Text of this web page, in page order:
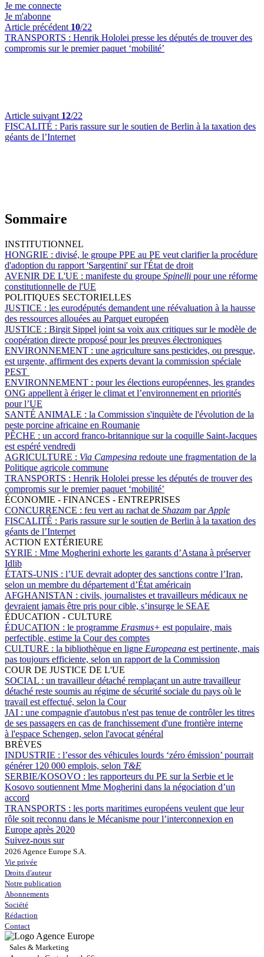
Je me connecte
Je m'abonne
Article précédent 10/22
TRANSPORTS : Henrik Hololei presse les députés de trouver des
compromis sur le premier paquet ‘mobilité’
Article suivant 12/22
FISCALITÉ : Paris rassure sur le soutien de Berlin à la taxation des
géants de l’Internet
Sommaire
INSTITUTIONNEL
HONGRIE : divisé, le groupe PPE au PE veut clarifier la procédure
d'adoption du rapport 'Sargentini' sur l'État de droit
AVENIR DE L'UE : manifeste du groupe Spinelli pour une réforme
constitutionnelle de l'UE
POLITIQUES SECTORIELLES
JUSTICE : les eurodéputés demandent une réévaluation à la hausse
des ressources allouées au Parquet européen
JUSTICE : Birgit Sippel joint sa voix aux critiques sur le modèle de
coopération directe proposé pour les preuves électroniques
ENVIRONNEMENT : une agriculture sans pesticides, ou presque,
est urgente, affirment des experts devant la commission spéciale
PEST
ENVIRONNEMENT : pour les élections européennes, les grandes
ONG appellent à ériger le climat et l’environnement en priorités
pour l’UE
SANTÉ ANIMALE : la Commission s'inquiète de l'évolution de la
peste porcine africaine en Roumanie
PÊCHE : un accord franco-britannique sur la coquille Saint-Jacques
est espéré vendredi
AGRICULTURE : Via Campesina redoute une fragmentation de la
Politique agricole commune
TRANSPORTS : Henrik Hololei presse les députés de trouver des
compromis sur le premier paquet ‘mobilité’
ÉCONOMIE - FINANCES - ENTREPRISES
CONCURRENCE : feu vert au rachat de Shazam parApple
FISCALITÉ : Paris rassure sur le soutien de Berlin à la taxation des
géants de l’Internet
ACTION EXTÉRIEURE
SYRIE : Mme Mogherini exhorte les garants d’Astana à préserver
Idlib
ÉTATS-UNIS : l’UE devrait adopter des sanctions contre l’Iran,
selon un membre du département d’État américain
AFGHANISTAN : civils, journalistes et travailleurs médicaux ne
devraient jamais être pris pour cible, s’insurge le SEAE
ÉDUCATION - CULTURE
ÉDUCATION : le programme Erasmus+ est populaire, mais
perfectible, estime la Cour des comptes
CULTURE : la bibliothèque en ligne Europeana est pertinente, mais
pas toujours efficiente, selon un rapport de la Commission
COUR DE JUSTICE DE L'UE
SOCIAL : un travailleur détaché remplaçant un autre travailleur
détaché reste soumis au régime de sécurité sociale du pays où le
travail est effectué, selon la Cour
JAI : une compagnie d'autobus n'est pas tenue de contrôler les titres
de ses passagers en cas de franchissement d'une frontière interne
à l'espace Schengen, selon l'avocat général
BRÈVES
INDUSTRIE : l’essor des véhicules lourds ‘zéro émission’ pourrait
générer 120 000 emplois, selon T&E
SERBIE/KOSOVO : les rapporteurs du PE sur la Serbie et le
Kosovo soutiennent Mme Mogherini dans la négociation d’un
accord
TRANSPORTS : les ports maritimes européens veulent que leur
rôle soit reconnu dans le Mécanisme pour l’interconnexion en
Europe après 2020
Suivez-nous sur
2026 Agence Europe S.A.
Vie privée
Droits d'auteur
Notre publication
Abonnements
Société
Rédaction
Contact
Sales & Marketing